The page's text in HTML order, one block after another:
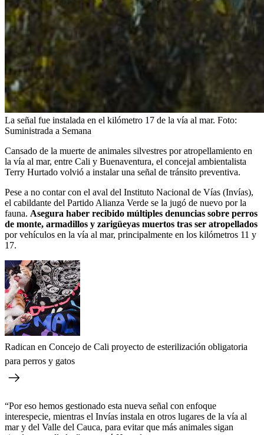
La señal fue instalada en el kilómetro 17 de la vía al mar. Foto:
Suministrada a Semana
Cansado de la muerte de animales silvestres por atropellamiento en
la vía al mar, entre Cali y Buenaventura, el concejal ambientalista
Terry Hurtado volvió a instalar una señal de tránsito preventiva.
Pese a no contar con el aval del Instituto Nacional de Vías (Invías),
el cabildante del Partido Alianza Verde se la jugó de nuevo por la
fauna. Asegura haber recibido múltiples denuncias sobre perros
de monte, armadillos y zarigüeyas muertos tras ser atropellados
por vehículos en la vía al mar, principalmente en los kilómetros 11 y
17.
Radican en Concejo de Cali proyecto de esterilización obligatoria
para perros y gatos
“Por eso hemos gestionado esta nueva señal con enfoque
interespecie, mientras el Invías instala en otros lugares de la vía al
mar y del Valle del Cauca, para evitar que más animales sigan